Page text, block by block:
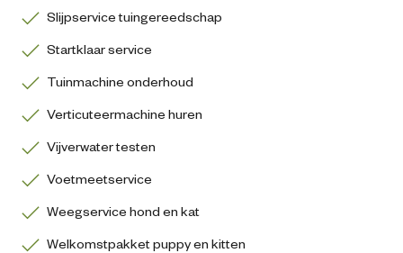
Slijpservice tuingereedschap
Startklaar service
Tuinmachine onderhoud
Verticuteermachine huren
Vijverwater testen
Voetmeetservice
Weegservice hond en kat
Welkomstpakket puppy en kitten